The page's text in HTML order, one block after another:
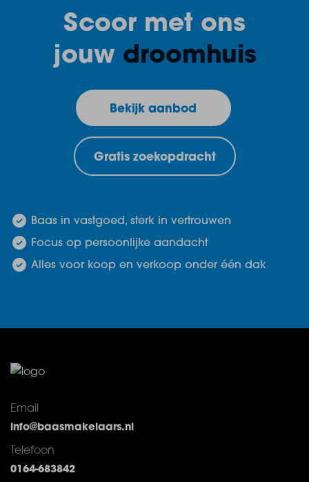
Scoor met ons
jouw droomhuis
Bekijk aanbod
Gratis zoekopdracht
Baas in vastgoed, sterk in vertrouwen
Focus op persoonlijke aandacht
Alles voor koop en verkoop onder één dak
Email
info@baasmakelaars.nl
Telefoon
0164-683842